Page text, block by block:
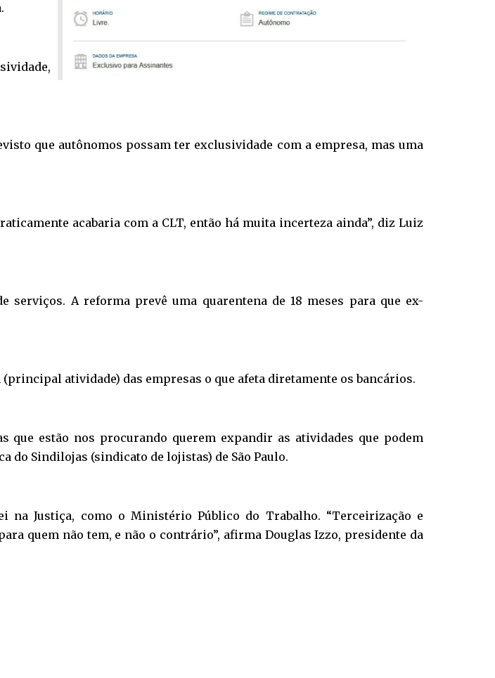
que autônomos possam ter exclusividade com a empresa, mas uma
acabaria com a CLT, então há muita incerteza ainda”, diz Luiz
A reforma prevê uma quarentena de 18 meses para que ex-
atividade) das empresas o que afeta diretamente os bancários.
que estão nos procurando querem expandir as atividades que podem
do Sindilojas (sindicato de lojistas) de São Paulo.
na Justiça, como o Ministério Público do Trabalho. “Terceirização e
quem não tem, e não o contrário”, afirma Douglas Izzo, presidente da